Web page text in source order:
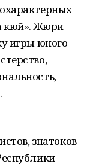
кюй». Жюри
игры юного
знатоков